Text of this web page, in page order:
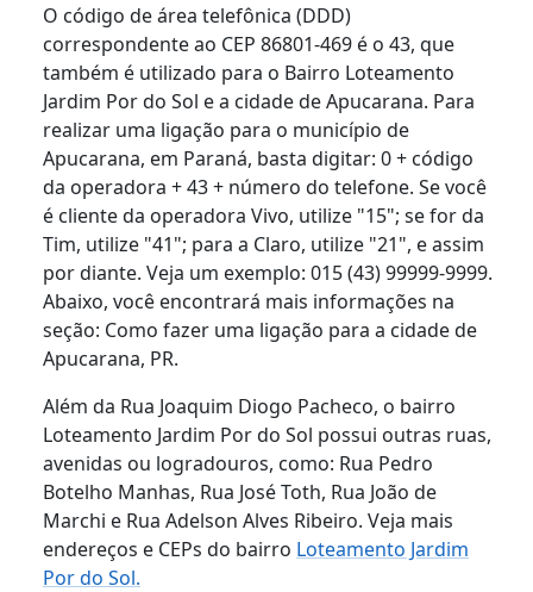
O código de área telefônica (DDD)
correspondente ao CEP 86801-469 é o 43, que
também é utilizado para o Bairro Loteamento
Jardim Por do Sol e a cidade de Apucarana. Para
realizar uma ligação para o município de
Apucarana, em Paraná, basta digitar: 0 + código
da operadora + 43 + número do telefone. Se você
é cliente da operadora Vivo, utilize "15"; se for da
Tim, utilize "41"; para a Claro, utilize "21", e assim
por diante. Veja um exemplo: 015 (43) 99999-9999.
Abaixo, você encontrará mais informações na
seção: Como fazer uma ligação para a cidade de
Apucarana, PR.
Além da Rua Joaquim Diogo Pacheco, o bairro
Loteamento Jardim Por do Sol possui outras ruas,
avenidas ou logradouros, como: Rua Pedro
Botelho Manhas, Rua José Toth, Rua João de
Marchi e Rua Adelson Alves Ribeiro. Veja mais
endereços e CEPs do bairro Loteamento Jardim
Por do Sol.